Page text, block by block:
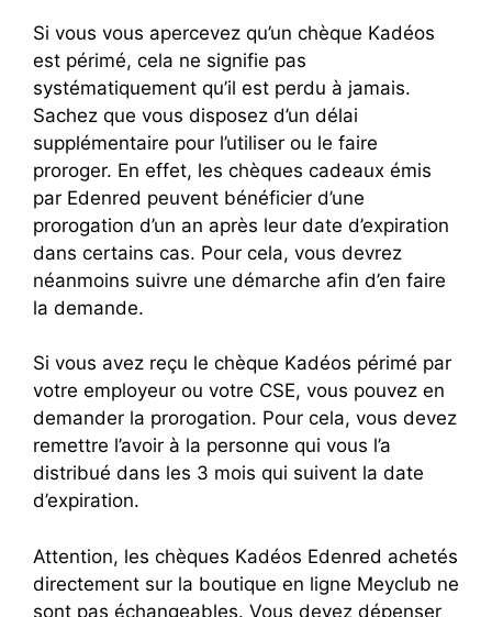
Si vous vous apercevez qu’un chèque Kadéos
est périmé, cela ne signifie pas
systématiquement qu’il est perdu à jamais.
Sachez que vous disposez d’un délai
supplémentaire pour l’utiliser ou le faire
proroger. En effet, les chèques cadeaux émis
par Edenred peuvent bénéficier d’une
prorogation d’un an après leur date d’expiration
dans certains cas. Pour cela, vous devrez
néanmoins suivre une démarche afin d’en faire
la demande.
Si vous avez reçu le chèque Kadéos périmé par
votre employeur ou votre CSE, vous pouvez en
demander la prorogation. Pour cela, vous devez
remettre l’avoir à la personne qui vous l’a
distribué dans les 3 mois qui suivent la date
d’expiration.
Attention, les chèques Kadéos Edenred achetés
directement sur la boutique en ligne Meyclub ne
sont pas échangeables. Vous devez dépenser